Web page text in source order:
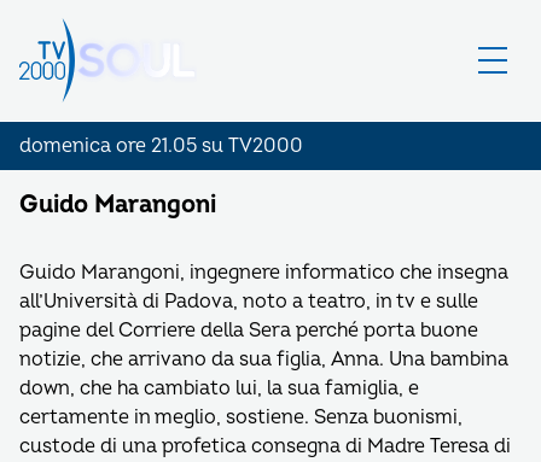
domenica ore 21.05 su TV2000
Guido Marangoni
Guido Marangoni, ingegnere informatico che insegna
all’Università di Padova, noto a teatro, in tv e sulle
pagine del Corriere della Sera perché porta buone
notizie, che arrivano da sua figlia, Anna. Una bambina
down, che ha cambiato lui, la sua famiglia, e
certamente in meglio, sostiene. Senza buonismi,
custode di una profetica consegna di Madre Teresa di